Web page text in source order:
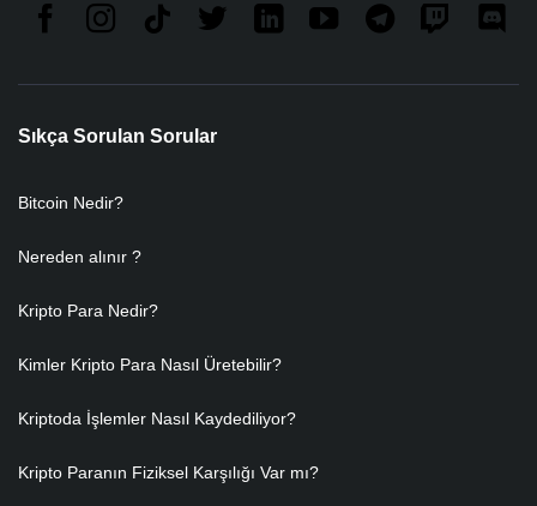
Sıkça Sorulan Sorular
Bitcoin Nedir?
Nereden alınır ?
Kripto Para Nedir?
Kimler Kripto Para Nasıl Üretebilir?
Kriptoda İşlemler Nasıl Kaydediliyor?
Kripto Paranın Fiziksel Karşılığı Var mı?